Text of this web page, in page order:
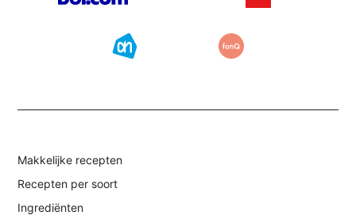
Makkelijke recepten
Recepten per soort
Ingrediënten